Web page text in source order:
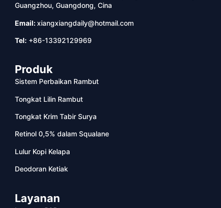
Guangzhou, Guangdong, Cina
Email:xiangxiangdaily@hotmail.com
Tel: +86-13392129969
Produk
Sistem Perbaikan Rambut
Tongkat Lilin Rambut
Tongkat Krim Tabir Surya
Retinol 0,5% dalam Squalane
Lulur Kopi Kelapa
Deodoran Ketiak
Layanan